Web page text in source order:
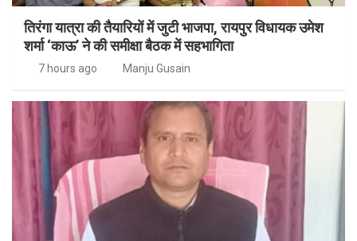
तिरंगा यात्रा की तैयारियों में जुटी भाजपा, रायपुर विधायक उमेश
शर्मा ‘काऊ’ ने की समीक्षा बैठक में सहभागिता
7 hours ago Manju Gusain